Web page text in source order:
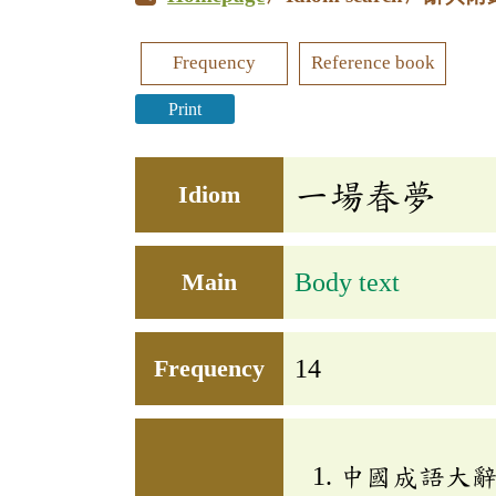
Frequency Reference book
Print
Idiom 一場春夢
Main Body text
Frequency 14
中國成語大